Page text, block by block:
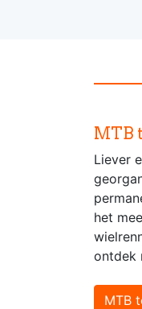
MTB
Liever
het
ontdek
MTB